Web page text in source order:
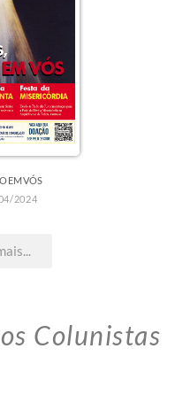
EM VÓS
2024
Colunistas